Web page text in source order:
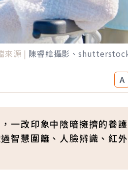
來源 | 陳睿緯攝影、
A
一改印象中陰暗擁擠的養
智慧圍籬、人臉辨識、紅